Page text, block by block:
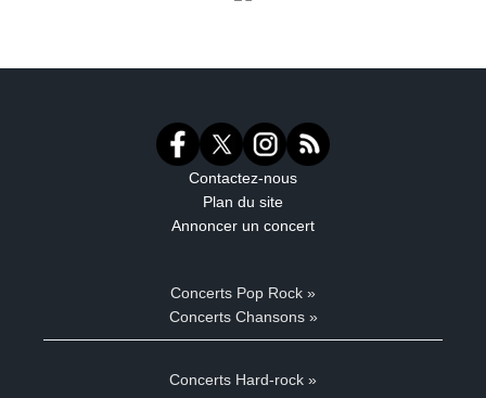
Contactez-nous
Plan du site
Annoncer un concert
Concerts Pop Rock »
Concerts Chansons »
Concerts Hard-rock »